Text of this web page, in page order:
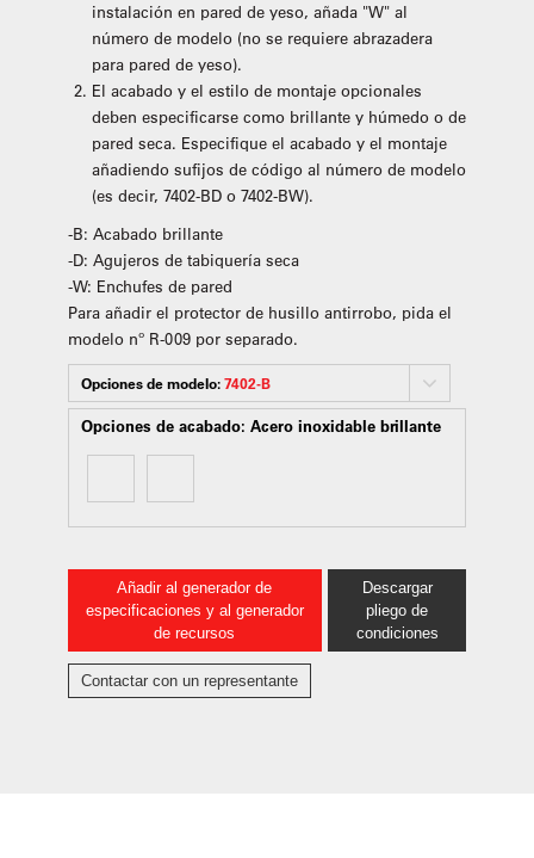
instalación en pared de yeso, añada "W" al
número de modelo (no se requiere abrazadera
para pared de yeso).
El acabado y el estilo de montaje opcionales
deben especificarse como brillante y húmedo o de
pared seca. Especifique el acabado y el montaje
añadiendo sufijos de código al número de modelo
(es decir, 7402-BD o 7402-BW).
-B: Acabado brillante
-D: Agujeros de tabiquería seca
-W: Enchufes de pared
Para añadir el protector de husillo antirrobo, pida el
modelo nº R-009 por separado.
Opciones de modelo:7402-B
Opciones de acabado: Acero inoxidable brillante
Añadir al generador de
especificaciones y al generador
de recursos
Descargar
pliego de
condiciones
Contactar con un representante